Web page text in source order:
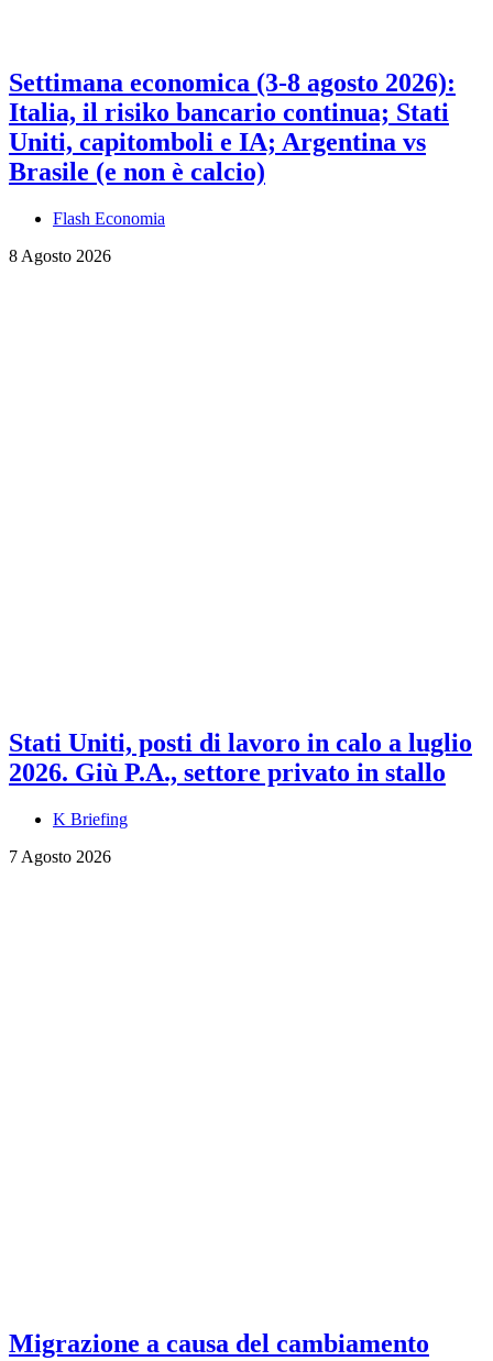
Settimana economica (3-8 agosto 2026):
Italia, il risiko bancario continua; Stati
Uniti, capitomboli e IA; Argentina vs
Brasile (e non è calcio)
Flash Economia
8 Agosto 2026
Stati Uniti, posti di lavoro in calo a luglio
2026. Giù P.A., settore privato in stallo
K Briefing
7 Agosto 2026
Migrazione a causa del cambiamento